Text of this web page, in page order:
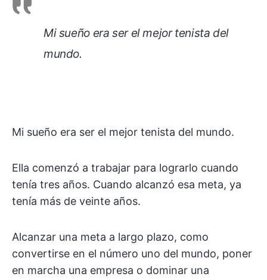
Mi sueño era ser el mejor tenista del
mundo.
Mi sueño era ser el mejor tenista del mundo.
Ella comenzó a trabajar para lograrlo cuando
tenía tres años. Cuando alcanzó esa meta, ya
tenía más de veinte años.
Alcanzar una meta a largo plazo, como
convertirse en el número uno del mundo, poner
en marcha una empresa o dominar una